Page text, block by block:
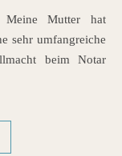
sehr umfangreiche
beim Notar